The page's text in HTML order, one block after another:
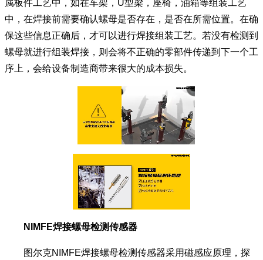
属板件工艺中，如在车架，U型梁，座椅，油箱等组装工艺
中，在焊接前需要确认螺母是否存在，是否在所需位置。在确
保这些信息正确后，才可以进行焊接组装工艺。若没有检测到
螺母就进行组装焊接，则会将不正确的零部件传递到下一个工
序上，会给设备制造商带来很大的成本损失。
NIMFE焊接螺母检测传感器
图尔克NIMFE焊接螺母检测传感器采用磁感应原理，探